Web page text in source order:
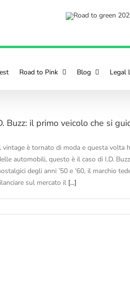
Road to Pink Blog Legal
Buzz: il primo veicolo che si
vintage è tornato di moda e questa volta
automobili, questo è il caso di I.D.
degli anni ’50 e ’60, il marchio
sul mercato il [...]